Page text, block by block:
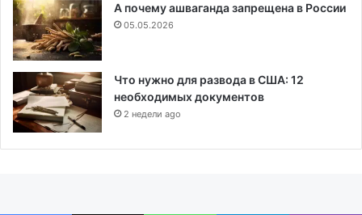
А почему ашваганда запрещена в России
05.05.2026
Что нужно для развода в США: 12
необходимых документов
2 недели ago